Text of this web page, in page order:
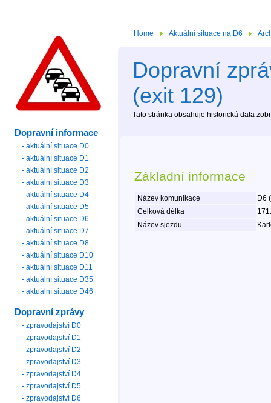
Home Aktuální situace na D6
Dopravní
(exit 129)
Tato stránka obsahuje historická data
Základní informace
Název komunikace
D6
Celková délka
Název sjezdu
Dopravní informace
- aktuální situace D0
- aktuální situace D1
- aktuální situace D2
- aktuální situace D3
- aktuální situace D4
- aktuální situace D5
- aktuální situace D6
- aktuální situace D7
- aktuální situace D8
- aktuální situace D10
- aktuální situace D11
- aktuální situace D35
- aktuální situace D46
Dopravní zprávy
- zpravodajství D0
- zpravodajství D1
- zpravodajství D2
- zpravodajství D3
- zpravodajství D4
- zpravodajství D5
- zpravodajství D6